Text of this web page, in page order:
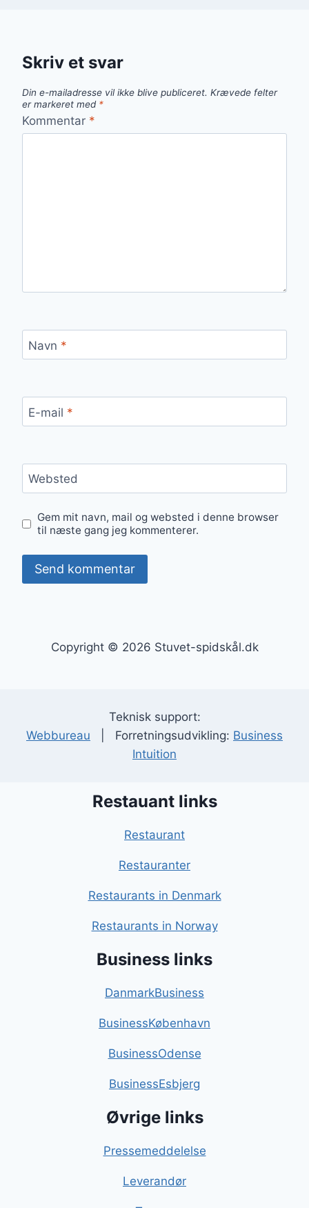
Skriv et svar
Din e-mailadresse vil ikke blive publiceret. Krævede felter
er markeret med *
Kommentar *
Navn *
E-mail *
Websted
Gem mit navn, mail og websted i denne browser
til næste gang jeg kommenterer.
Copyright © 2026 Stuvet-spidskål.dk
Teknisk support:
Webbureau | Forretningsudvikling: Business
Intuition
Restauant links
Restaurant
Restauranter
Restaurants in Denmark
Restaurants in Norway
Business links
DanmarkBusiness
BusinessKøbenhavn
BusinessOdense
BusinessEsbjerg
Øvrige links
Pressemeddelelse
Leverandør